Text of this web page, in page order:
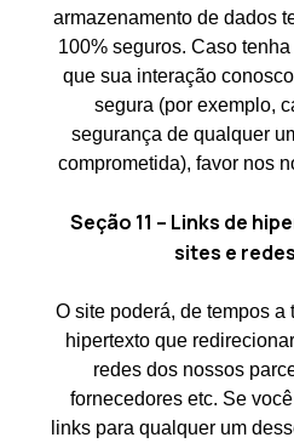
armazenamento de dados
100% seguros. Caso
que sua interação
segura (por exemplo,
segurança de qualquer
comprometida), favor nos
Seção 11 – Links de
sites e
O site poderá, de tempos a
hipertexto que
redes dos nossos
fornecedores etc. Se
links para qualquer um